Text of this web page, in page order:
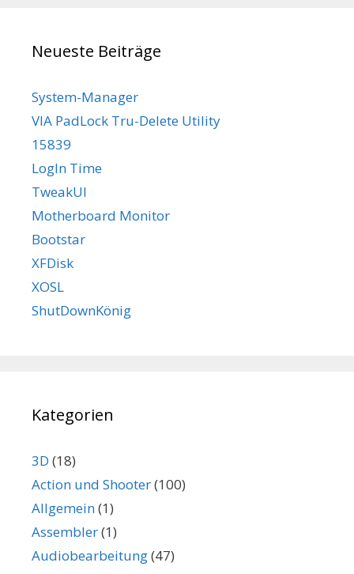
Neueste Beiträge
System-Manager
VIA PadLock Tru-Delete Utility
15839
LogIn Time
TweakUI
Motherboard Monitor
Bootstar
XFDisk
XOSL
ShutDownKönig
Kategorien
3D (18)
Action und Shooter(100)
Allgemein(1)
Assembler(1)
Audiobearbeitung(47)